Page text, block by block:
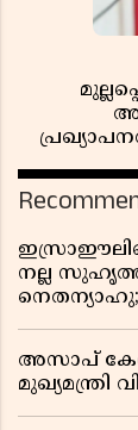
നല്ല
അസാപ്
മുഖ്യമന്ത്രി